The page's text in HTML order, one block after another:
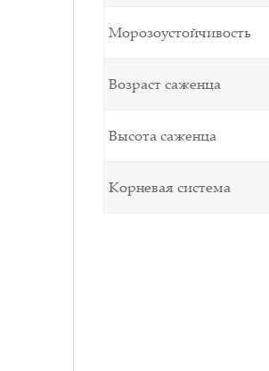
Морозоустойчивость
Возраст саженца
Высота саженца
Корневая система